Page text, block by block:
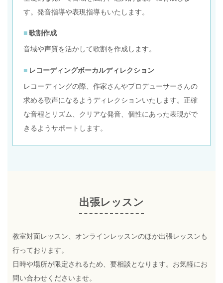
す。発音指導や表現指導もいたします。
歌割作成
音域や声質を活かして歌割を作成します。
レコーディングボーカルディレクション
レコーディングの際、作家さんやプロデューサーさんの
求める歌声になるようディレクションいたします。正確
な音程とリズム、クリアな発音、個性にあった表現がで
きるようサポートします。
出張レッスン
教室対面レッスン、オンラインレッスンのほか出張レッスンも
行っております。
日時や場所が限定されるため、要相談となります。お気軽にお
問い合わせくださいませ。